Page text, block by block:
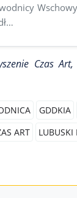
Czas
GDDKIA
ART
LUBUSKI